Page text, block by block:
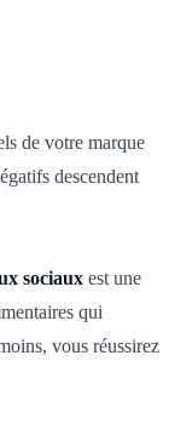
de votre marque
descendent
sociaux est une
qui
vous réussirez